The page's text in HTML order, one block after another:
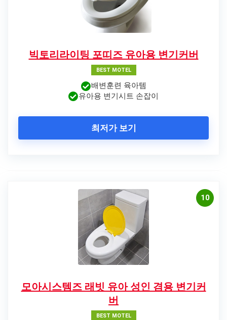
빅토리라이팅 포띠즈 유아용 변기커버
BEST MOTEL
배변훈련 육아템
유아용 변기시트 손잡이
최저가 보기
10
모아시스템즈 래빗 유아 성인 겸용 변기커
버
BEST MOTEL